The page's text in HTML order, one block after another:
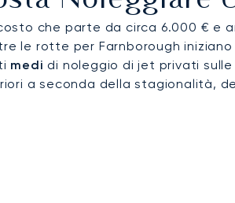
che parte da circa 6.000 € e
le rotte per Farnborough iniziano
medi di noleggio di jet privati
a seconda della stagionalità,